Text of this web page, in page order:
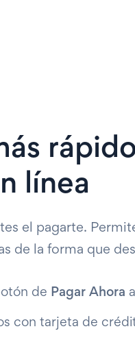
línea
el pagarte.
de la forma que
de Pagar Ahora
con tarjeta de